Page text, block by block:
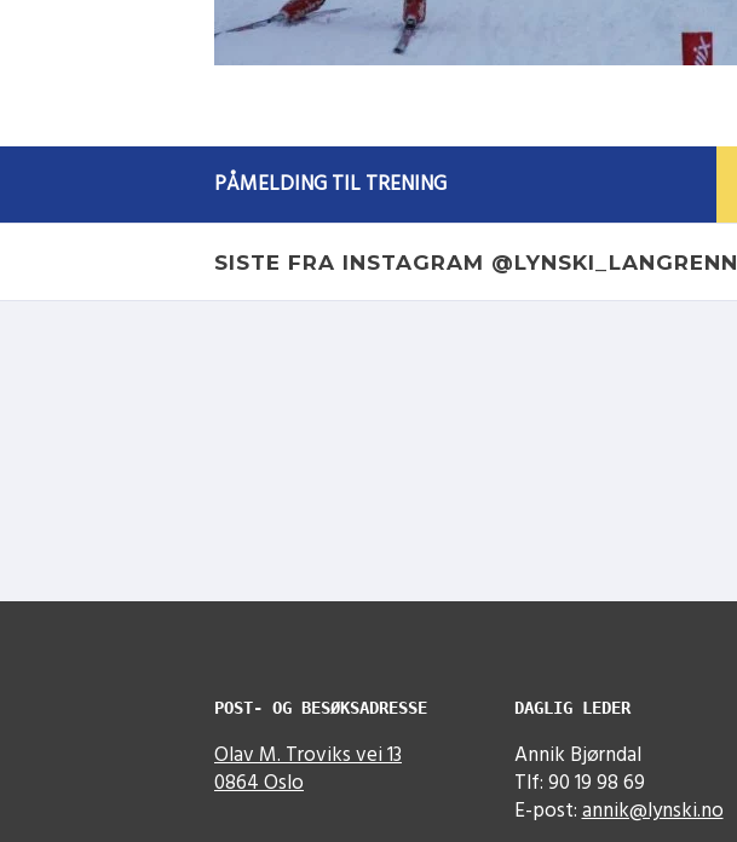
PÅMELDING TIL TRENING
SISTE FRA INSTAGRAM @LYNSKI_LANGRENN
POST- OG BESØKSADRESSE
Olav M. Troviks vei 13
0864 Oslo
DAGLIG LEDER
Annik Bjørndal
Tlf: 90 19 98 69
E-post:annik@lynski.no